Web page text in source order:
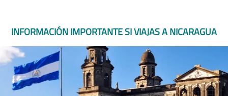
INFORMACIÓN IMPORTANTE SI VIAJAS A NICARAGUA